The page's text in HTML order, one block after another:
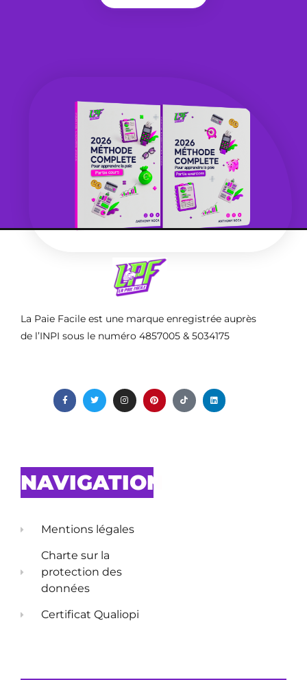
La Paie Facile est une marque enregistrée auprès
de l’INPI sous le numéro 4857005 & 5034175
NAVIGATION
Mentions légales
Charte sur la
protection des
données
Certificat Qualiopi